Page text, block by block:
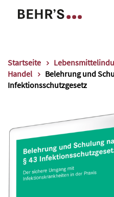
Startseite
Handel
Belehrung und
Infektionsschutzgesetz